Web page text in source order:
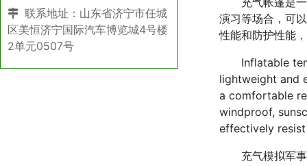
演习等场合，可
性能和防护性能
Inflatable tent
lightweight and
a comfortable
windproof,
effectively
充气模拟军事
联系地址：山东省济宁市任城
区美恒济宁国际汽车博览城4号楼
2单元0507号